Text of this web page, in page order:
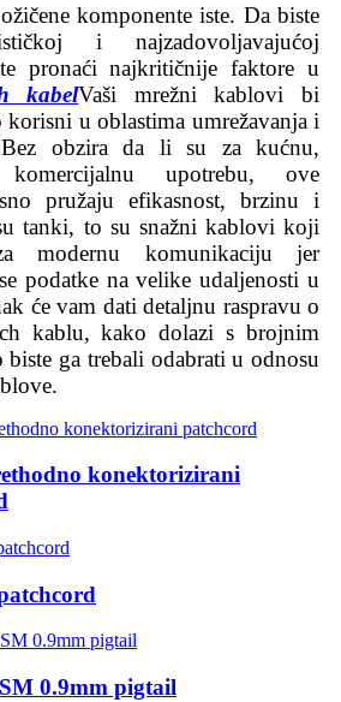
komponente iste. Da biste
i najzadovoljavajućoj
pronaći najkritičnije faktore u
kabelVaši mrežni kablovi bi
u oblastima umrežavanja i
Bez obzira da li su za kućnu,
upotrebu, ove
pružaju efikasnost, brzinu i
tanki, to su snažni kablovi koji
modernu komunikaciju jer
podatke na velike udaljenosti u
će vam dati detaljnu raspravu o
kablu, kako dolazi s brojnim
biste ga trebali odabrati u odnosu
konektorizirani
0.9mm pigtail